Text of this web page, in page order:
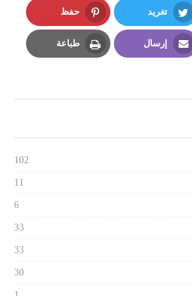
تغريد
Twitter
حفظ
Pinterest
إرسال طباعة
102
11
6
33
33
30